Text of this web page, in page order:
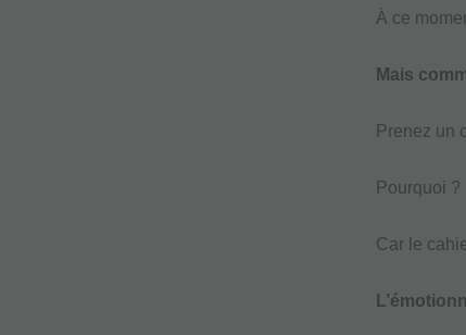
À ce
Mais
Prenez un
Pourquoi ?
Car le